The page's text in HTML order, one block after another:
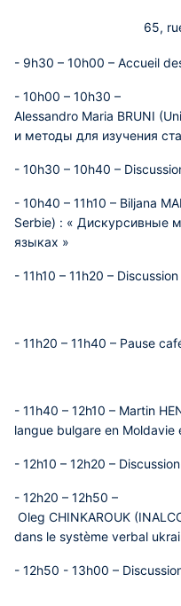
65,
- 9h30 – 10h00 – Accueil
- 10h00 – 10h30 –
Alessandro Maria BRUNI
и методы для изучения
- 10h30 – 10h40 –
- 10h40 – 11h10 – Biljana
Serbie) : « Дискурсивные
языках »
- 11h10 – 11h20 – Discussion
- 11h20 – 11h40 – Pause
- 11h40 – 12h10 – Martin
langue bulgare en Moldavie
- 12h10 – 12h20 – Discussion
- 12h20 – 12h50 –
Oleg CHINKAROUK
dans le système verbal
- 12h50 - 13h00 –